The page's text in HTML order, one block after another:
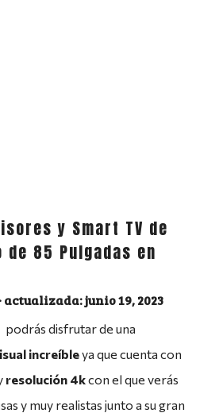
y Smart TV de
de 85 Pulgadas en
junio 19, 2023
podrás disfrutar de una
increíbleya que cuenta con
resolución 4kcon el que verás
y muy realistas junto a su gran